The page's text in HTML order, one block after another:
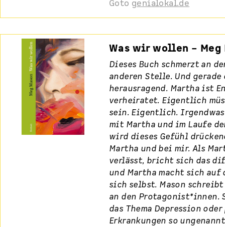
Goto genialokal.de
Was wir wollen – Meg
Dieses Buch schmerzt an
anderen Stelle. Und gerade
herausragend. Martha ist
verheiratet. Eigentlich
sein. Eigentlich.
mit Martha und im Laufe
wird dieses Gefühl
Martha und bei mir. Als
verlässt, bricht sich das
und Martha macht sich auf
sich selbst. Mason
an den Protagonist*innen.
das Thema Depression
Erkrankungen so